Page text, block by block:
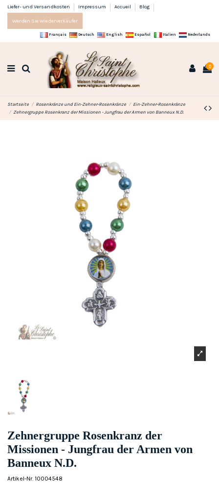
Liefer- und Versandkosten Impressum Accueil Blog
Werden Sie Wiederverkäufer
Français Deutsch English Español Italien Nederlands
0
Startseite Rosenkränze und Ein-Zehner-Rosenkränze
Ein-Zehner-Rosenkränze
Zehnergruppe Rosenkranz der Missionen - Jungfrau der Armen von Banneux N.D.
Zehnergruppe Rosenkranz der
Missionen - Jungfrau der Armen von
Banneux N.D.
Artikel-Nr. 10004548